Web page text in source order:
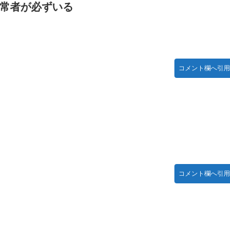
デマ！50分いたぞ😡」 →しかし事実上の視察は数分で正解
ガチでヤバ過ぎる…」→「のび太レベルの守備ｗｗ」＝韓国
り18440 ギフト52564 18:15～
者が必ずいる
コメント欄へ引用
コメント欄へ引用